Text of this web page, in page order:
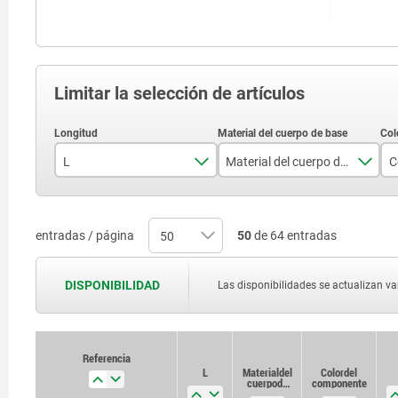
Limitar la selección de artículos
L
26,5
27,5
41
Material del cuerpo de base
acero
acero inoxidable
entradas / página 50de 64 entradas
DISPONIBILIDAD Las disponibilidades se actualizan
Referencia
L
Material del
cuerpo de
base
Color del
componente
Referencia
L
Material del
cuerpo de
base
Color del
componente